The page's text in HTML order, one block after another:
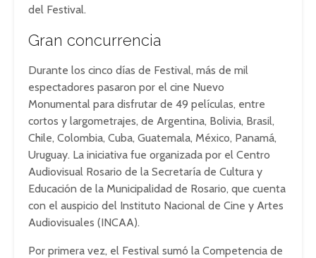
del Festival.
Gran concurrencia
Durante los cinco días de Festival, más de mil
espectadores pasaron por el cine Nuevo
Monumental para disfrutar de 49 películas, entre
cortos y largometrajes, de Argentina, Bolivia, Brasil,
Chile, Colombia, Cuba, Guatemala, México, Panamá,
Uruguay. La iniciativa fue organizada por el Centro
Audiovisual Rosario de la Secretaría de Cultura y
Educación de la Municipalidad de Rosario, que cuenta
con el auspicio del Instituto Nacional de Cine y Artes
Audiovisuales (INCAA).
Por primera vez, el Festival sumó la Competencia de